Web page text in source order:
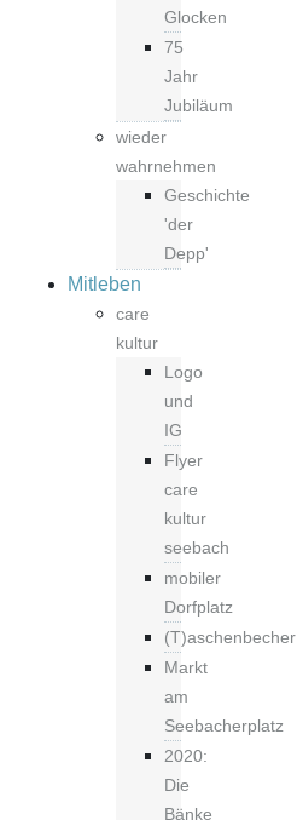
Glocken
75
Jahr
Jubiläum
wieder
wahrnehmen
Geschichte
'der
Depp'
Mitleben
care
kultur
Logo
und
IG
Flyer
care
kultur
seebach
mobiler
Dorfplatz
(T)aschenbecher
Markt
am
Seebacherplatz
2020:
Die
Bänke